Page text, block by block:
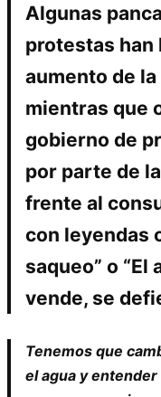
Algunas
protestas han
aumento de
mientras que
gobierno de
por parte de
frente al
con leyendas
saqueo” o “El
vende, se
Tenemos que
el agua y